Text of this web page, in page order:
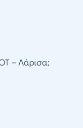
– Λάρισα;